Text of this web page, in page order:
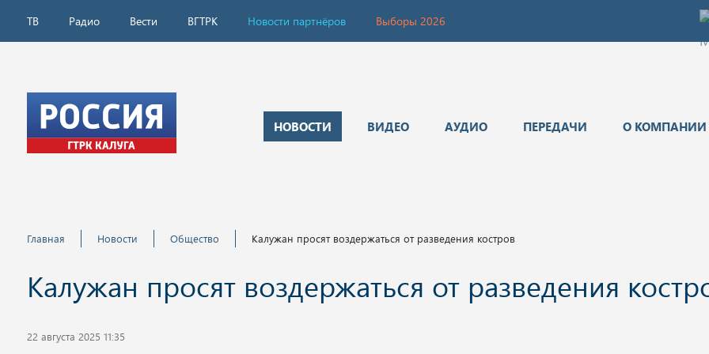
ТВ Радио Вести ВГТРК Новости партнёров Выборы 2026
НОВОСТИ ВИДЕО АУДИО ПЕРЕДАЧИ О КОМПАНИИ
Главная Новости Общество Калужан просят воздержаться от разведения костров
Калужан просят воздержаться от разведения
22 августа 2025 11:35